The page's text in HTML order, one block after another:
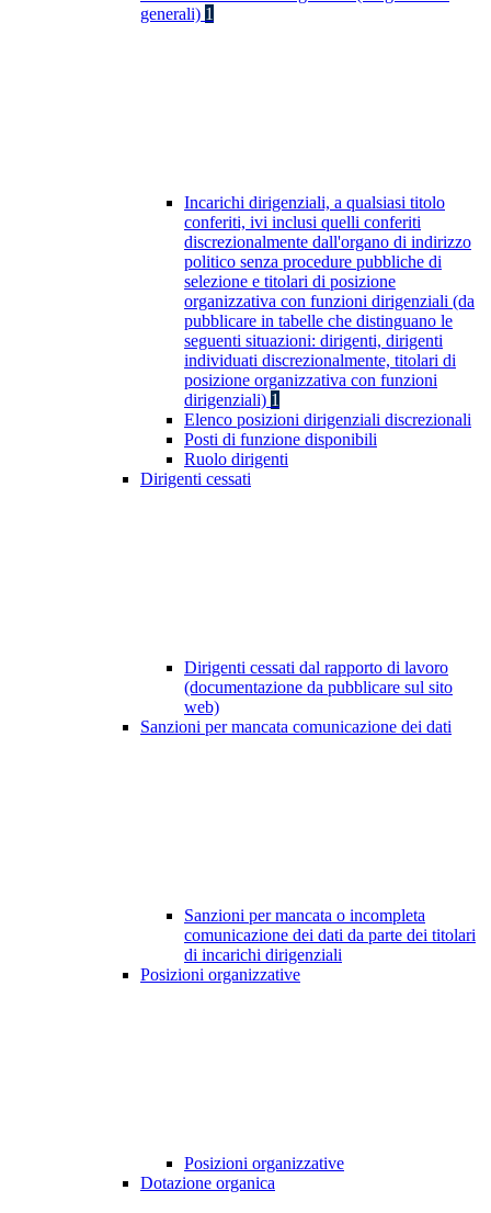
generali) 1
Incarichi dirigenziali, a qualsiasi titolo
conferiti, ivi inclusi quelli conferiti
discrezionalmente dall'organo di indirizzo
politico senza procedure pubbliche di
selezione e titolari di posizione
organizzativa con funzioni dirigenziali (da
pubblicare in tabelle che distinguano le
seguenti situazioni: dirigenti, dirigenti
individuati discrezionalmente, titolari di
posizione organizzativa con funzioni
dirigenziali) 1
Elenco posizioni dirigenziali discrezionali
Posti di funzione disponibili
Ruolo dirigenti
Dirigenti cessati
Dirigenti cessati dal rapporto di lavoro
(documentazione da pubblicare sul sito
web)
Sanzioni per mancata comunicazione dei dati
Sanzioni per mancata o incompleta
comunicazione dei dati da parte dei titolari
di incarichi dirigenziali
Posizioni organizzative
Posizioni organizzative
Dotazione organica